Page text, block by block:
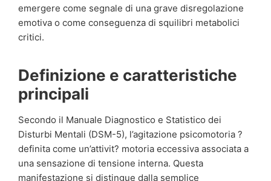
emergere come segnale di una grave disregolazione
emotiva o come conseguenza di squilibri metabolici
critici.
Definizione e caratteristiche
principali
Secondo il Manuale Diagnostico e Statistico dei
Disturbi Mentali (DSM-5), l’agitazione psicomotoria ?
definita come un’attivit? motoria eccessiva associata a
una sensazione di tensione interna. Questa
manifestazione si distingue dalla semplice